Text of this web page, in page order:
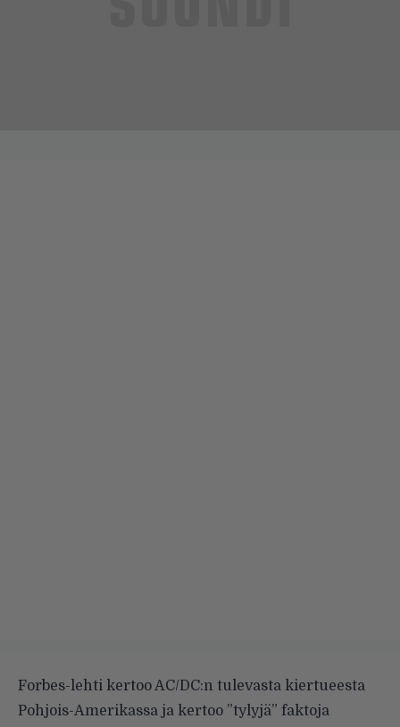
Forbes-lehti kertoo AC/DC:n tulevasta kiertueesta
Pohjois-Amerikassa ja kertoo ”tylyjä” faktoja